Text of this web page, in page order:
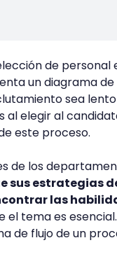
de personal
un diagrama de
sea
al elegir al
este proceso.
de los
sus estrategias
las
el tema es
de flujo de un